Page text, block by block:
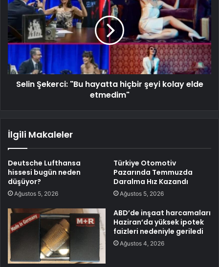
Selin Şekerci: "Bu hayatta hiçbir şeyi kolay elde
etmedim"
İlgili Makaleler
Deutsche Lufthansa
hissesi bugün neden
düşüyor?
Ağustos 5, 2026
Türkiye Otomotiv
Pazarında Temmuzda
Daralma Hız Kazandı
Ağustos 5, 2026
ABD’de inşaat harcamaları
Haziran’da yüksek ipotek
faizleri nedeniyle geriledi
Ağustos 4, 2026